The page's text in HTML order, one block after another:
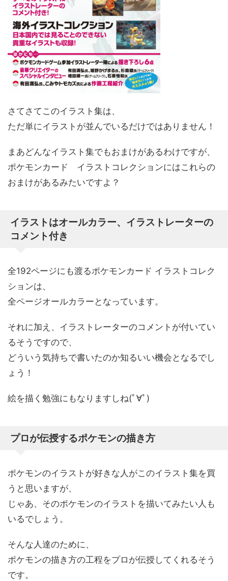
さてさてこのイラスト集は、
ただ単にイラストが並んでいるだけではありません！
まあどんなイラスト集でもおまけがあるわけですが、
ポケモンカード イラストコレクションにはこれらの
おまけがあるみたいですよ？
イラストはオールカラー、イラストレーターの
コメント付き
全192ページにも渡るポケモンカード イラストコレク
ションは、
全ページオールカラーとなっています。
それに加え、イラストレーターのコメントが付いてい
るそうですので、
どういう気持ちで書いたのか知るいい機会となるでし
ょう！
絵を描く勉強にもなりますしね(ﾟ∀ﾟ)
プロが伝授するポケモンの描き方
ポケモンのイラストが好きな人がこのイラスト集を買
うと思いますが、
じゃあ、そのポケモンのイラストを描いてみたい人も
いるでしょう。
そんな人達のために、
ポケモンの描き方の工程をプロが伝授してくれるそう
です。